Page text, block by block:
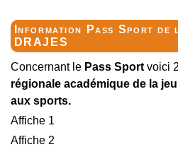
Information Pass Sport
DRAJES
Concernant lePass Sportvoici
régionale académique de la
aux sports.
Affiche 1
Affiche 2